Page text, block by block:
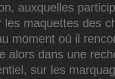
auxquelles
les maquettes des
moment où il
alors dans une
sur les